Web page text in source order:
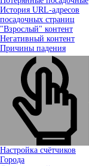
История URL-адресов
посадочных страниц
"Взрослый" контент
Негативный контент
Причины падения
Настройка счётчиков
Города